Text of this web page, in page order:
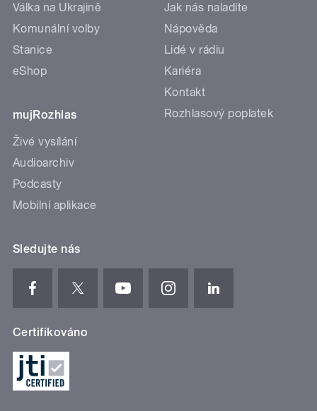
Válka na Ukrajině
Komunální volby
Stanice
eShop
mujRozhlas
Živé vysílání
Audioarchiv
Podcasty
Mobilní aplikace
Jak nás naladíte
Nápověda
Lidé v rádiu
Kariéra
Kontakt
Rozhlasový poplatek
Sledujte nás
Certifikováno